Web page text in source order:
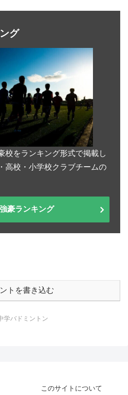
グ
校をランキング形式で掲載し
高校・小学校クラブチームの
豪ランキング
トを書き込む
学バドミントン
このサイトについて